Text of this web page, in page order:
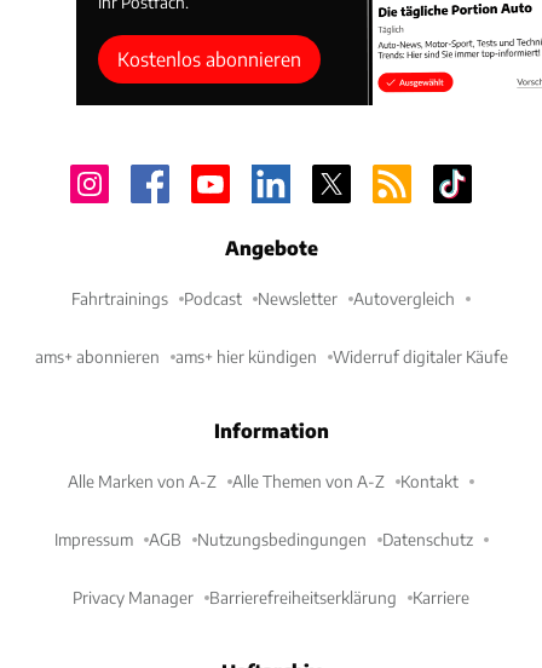
Kostenlos abonnieren
Angebote
Fahrtrainings Podcast Newsletter Autovergleich
ams+ abonnieren ams+ hier kündigen Widerruf digitaler Käufe
Information
Alle Marken von A-Z Alle Themen von A-Z Kontakt
Impressum AGB Nutzungsbedingungen Datenschutz
Privacy Manager Barrierefreiheitserklärung Karriere